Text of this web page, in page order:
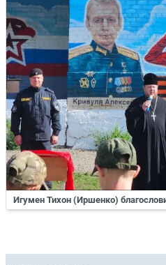
Игумен Тихон (Иршенко)